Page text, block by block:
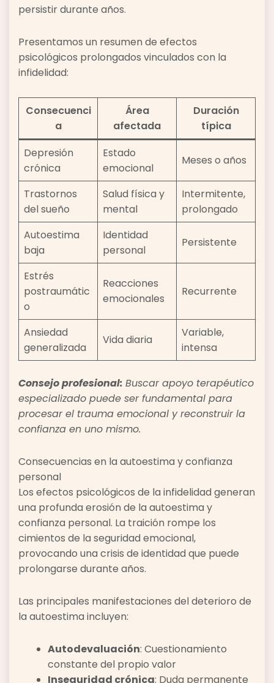
persistir durante años.
Presentamos un resumen de efectos
psicológicos prolongados vinculados con la
infidelidad:
Consecuenci
a
Área
afectada
Duración
típica
Depresión
crónica
Estado
emocional
Meses o años
Trastornos
del sueño
Salud física y
mental
Intermitente,
prolongado
Autoestima
baja
Identidad
personal
Persistente
Estrés
postraumátic
o
Reacciones
emocionales
Recurrente
Ansiedad
generalizada
Vida diaria
Variable,
intensa
Consejo profesional: Buscar apoyo terapéutico
especializado puede ser fundamental para
procesar el trauma emocional y reconstruir la
confianza en uno mismo.
Consecuencias en la autoestima y confianza
personal
Los efectos psicológicos de la infidelidad generan
una profunda erosión de la autoestima y
confianza personal. La traición rompe los
cimientos de la seguridad emocional,
provocando una crisis de identidad que puede
prolongarse durante años.
Las principales manifestaciones del deterioro de
la autoestima incluyen:
Autodevaluación: Cuestionamiento
constante del propio valor
Inseguridad crónica: Duda permanente